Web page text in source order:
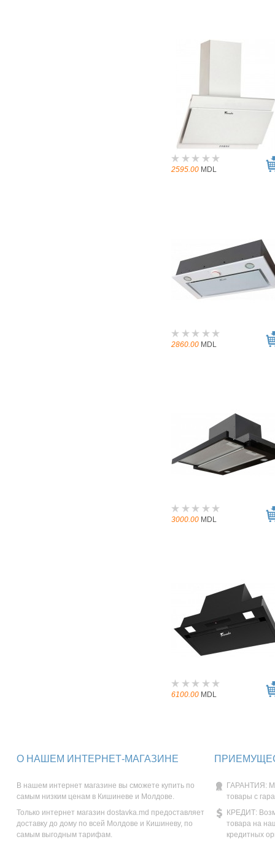
2595.00 MDL
2860.00 MDL
3000.00 MDL
6100.00 MDL
О НАШЕМ ИНТЕРНЕТ-МАГАЗИНЕ
В нашем интернет магазине вы сможете купить по
самым низким ценам в Кишиневе и Молдове.
Только интернет магазин dostavka.md предоставляет
доставку до дому по всей Молдове и Кишиневу, по
самым выгодным тарифам.
ГАРАНТИЯ:
товары с
КРЕДИТ:
товара на
кредитных